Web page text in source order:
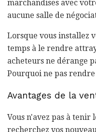
marchandises avec
aucune salle de
Lorsque vous installez
temps à le rendre
acheteurs ne dérange
Pourquoi ne pas
Avantages de la
Vous n'avez pas à tenir
recherchez vos